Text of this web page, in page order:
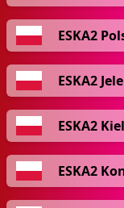
ESKA2
ESKA2
ESKA2
ESKA2